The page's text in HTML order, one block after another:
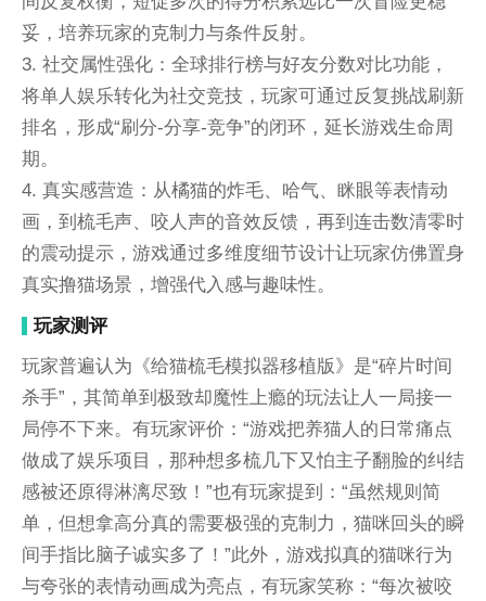
妥，培养玩家的克制力与条件反射。
3. 社交属性强化：全球排行榜与好友分数对比功能，
将单人娱乐转化为社交竞技，玩家可通过反复挑战刷新
排名，形成“刷分-分享-竞争”的闭环，延长游戏生命周
期。
4. 真实感营造：从橘猫的炸毛、哈气、眯眼等表情动
画，到梳毛声、咬人声的音效反馈，再到连击数清零时
的震动提示，游戏通过多维度细节设计让玩家仿佛置身
真实撸猫场景，增强代入感与趣味性。
玩家测评
玩家普遍认为《给猫梳毛模拟器移植版》是“碎片时间
杀手”，其简单到极致却魔性上瘾的玩法让人一局接一
局停不下来。有玩家评价：“游戏把养猫人的日常痛点
做成了娱乐项目，那种想多梳几下又怕主子翻脸的纠结
感被还原得淋漓尽致！”也有玩家提到：“虽然规则简
单，但想拿高分真的需要极强的克制力，猫咪回头的瞬
间手指比脑子诚实多了！”此外，游戏拟真的猫咪行为
与夸张的表情动画成为亮点，有玩家笑称：“每次被咬